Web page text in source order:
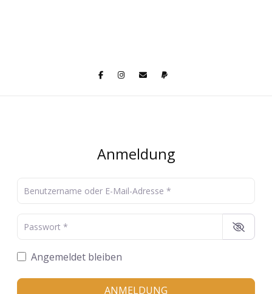
Anmeldung
Benutzername oder E-Mail-Adresse
*
Angemeldet bleiben
ANMELDUNG